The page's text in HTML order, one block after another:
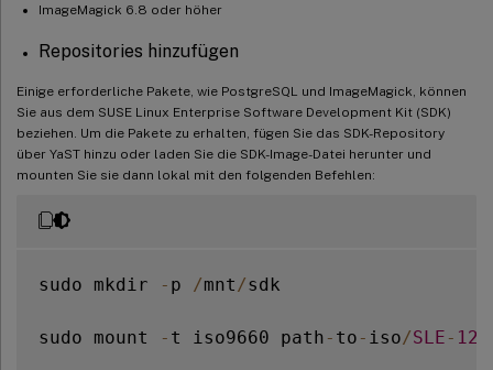
ImageMagick 6.8 oder höher
Repositories hinzufügen
Einige erforderliche Pakete, wie PostgreSQL und ImageMagick, können
Sie aus dem SUSE Linux Enterprise Software Development Kit (SDK)
beziehen. Um die Pakete zu erhalten, fügen Sie das SDK-Repository
über YaST hinzu oder laden Sie die SDK-Image-Datei herunter und
mounten Sie sie dann lokal mit den folgenden Befehlen:
sudo mkdir - p /mnt /sdk
sudo mount - t iso9660 path - to - iso/SLE - 12